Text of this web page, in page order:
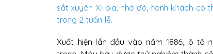
sắt xuyên Xi-bia, nhờ đó, hành khách
trong 2 tuần lễ.
Xuất hiện lần đầu vào năm 1886, ô tô